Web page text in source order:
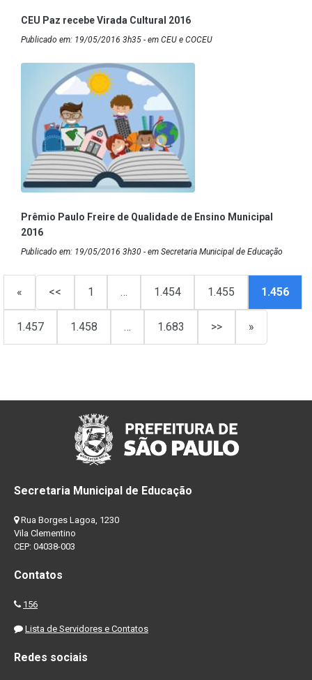
CEU Paz recebe Virada Cultural 2016
Publicado em: 19/05/2016 3h35 - em CEU e COCEU
Prêmio Paulo Freire de Qualidade de Ensino Municipal
2016
Publicado em: 19/05/2016 3h30 - em Secretaria Municipal de Educação
« << 1 … 1.454 1.455 1.456
1.457 1.458 … 1.683 >> »
Secretaria Municipal de Educação
Rua Borges Lagoa, 1230
Vila Clementino
CEP: 04038-003
Contatos
156
Lista de Servidores e Contatos
Redes sociais